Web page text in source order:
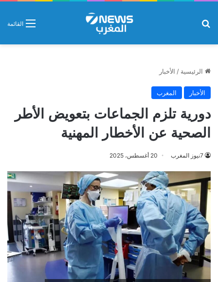
القائمة
الرئيسية / الأخبار
الأخبار المغرب
دورية تلزم الجماعات بتعويض الأطر
الصحية عن الأخطار المهنية
7نيوز المغرب 20 أغسطس، 2025